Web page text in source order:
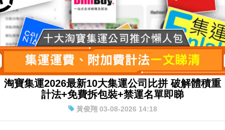
淘寶集運2026最新10大集運公司比拼 破解體積重
計法+免費拆包裝+禁運名單即睇
黃俊翔 03-08-2026 14:18